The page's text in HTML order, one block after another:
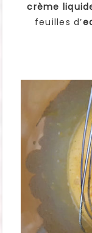
crème
feuilles d’